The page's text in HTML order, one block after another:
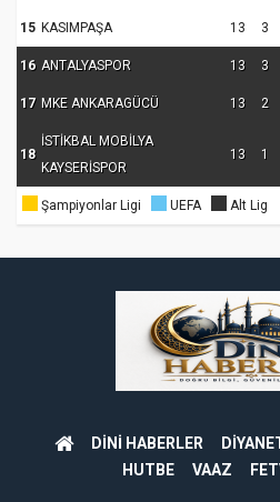
15 KASIMPAŞA 13 3
16 ANTALYASPOR 13 3
17 MKE ANKARAGÜCÜ 13 2
18
İSTİKBAL MOBİLYA
KAYSERİSPOR
13 1
Şampiyonlar Ligi UEFA Alt Lig
DİNİ HABERLER
HUTBE
VAAZ